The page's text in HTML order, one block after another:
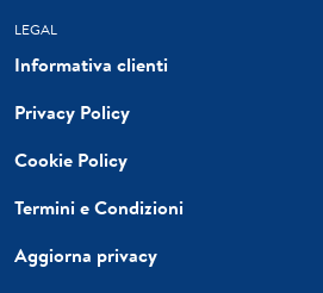
LEGAL
Informativa clienti
Privacy Policy
Cookie Policy
Termini e Condizioni
Aggiorna privacy